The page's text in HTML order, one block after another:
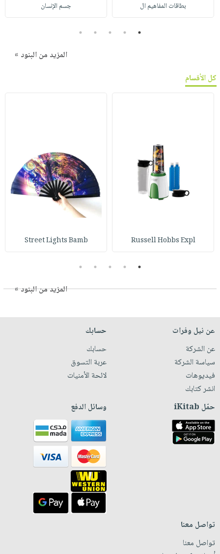
بطاقات المفاهيم ال جسم الإنسان
1
2
3
4
5
المزيد من البنود »
كل الأقسام
Russell Hobbs Expl
Street Lights Bamb
1
2
3
4
5
المزيد من البنود »
عن نيل وفرات
عن الشركة
سياسة الشركة
فيديوهات
انشر كتابك
حسابك
حسابك
عربة التسوق
لائحة الأمنيات
حمّل iKitab وسائل الدفع
تواصل معنا
تواصل معنا